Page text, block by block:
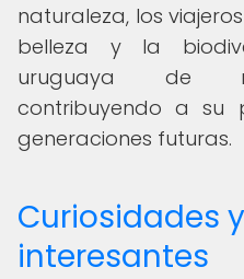
naturaleza, los
belleza y la
uruguaya de
contribuyendo a su
generaciones futuras.
Curiosidades
interesantes